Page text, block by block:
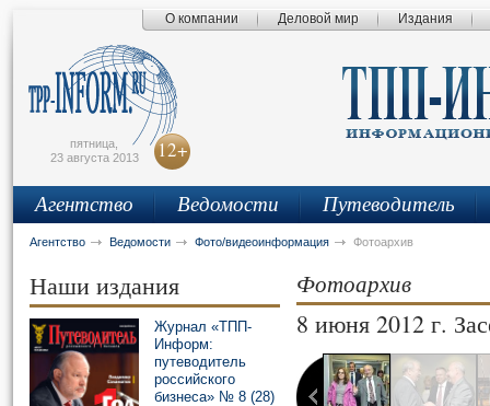
О компании Деловой мир Издания
пятница,
23 августа 2013
12+
Агентство Ведомости Путеводитель
Агентство Ведомости Фото/видеоинформация Фотоархив
Наши издания
Журнал «ТПП-
Информ:
путеводитель
российского
бизнеса» № 8 (28)
Фотоархив
8 июня 2012 г.
1 фотографий